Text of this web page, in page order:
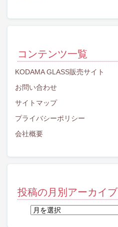
コンテンツ一覧
KODAMA GLASS販売サイト
お問い合わせ
サイトマップ
プライバシーポリシー
会社概要
投稿の月別アーカイブ